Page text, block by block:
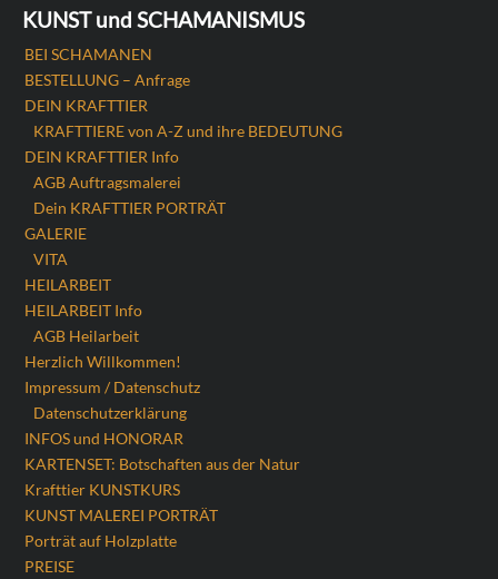
KUNST und SCHAMANISMUS
BEI SCHAMANEN
BESTELLUNG – Anfrage
DEIN KRAFTTIER
KRAFTTIERE von A-Z und ihre BEDEUTUNG
DEIN KRAFTTIER Info
AGB Auftragsmalerei
Dein KRAFTTIER PORTRÄT
GALERIE
VITA
HEILARBEIT
HEILARBEIT Info
AGB Heilarbeit
Herzlich Willkommen!
Impressum / Datenschutz
Datenschutzerklärung
INFOS und HONORAR
KARTENSET: Botschaften aus der Natur
Krafttier KUNSTKURS
KUNST MALEREI PORTRÄT
Porträt auf Holzplatte
PREISE